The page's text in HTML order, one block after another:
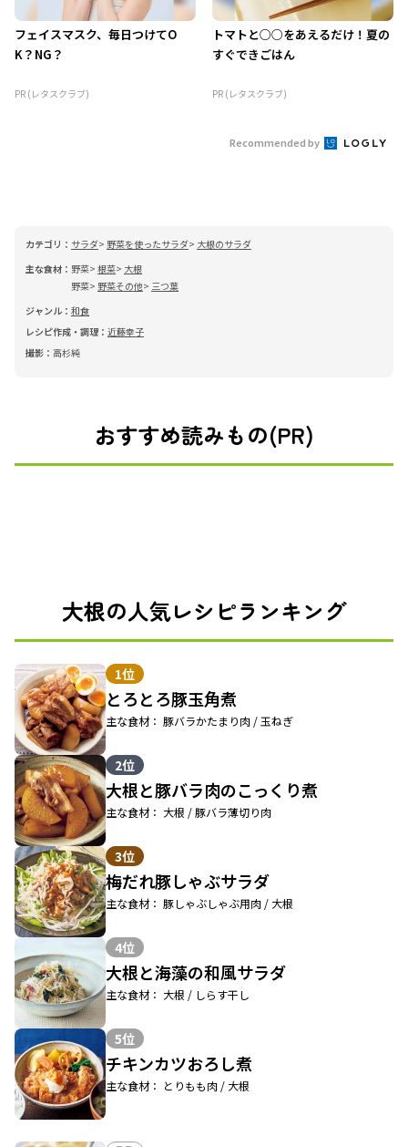
フェイスマスク、毎日つけてO
K？NG？
PR (レタスクラブ)
トマトと○○をあえるだけ！夏の
すぐできごはん
PR (レタスクラブ)
Recommended by
カテゴリ： サラダ 野菜を使ったサラダ
大根のサラダ
主な食材： 野菜 根菜
大根
野菜
野菜その他
三つ葉
ジャンル： 和食
レシピ作成・調理： 近藤幸子
撮影： 高杉純
おすすめ読みもの(PR)
大根の人気レシピランキング
1位
とろとろ豚玉角煮
主な食材： 豚バラかたまり肉 / 玉ねぎ
2位
大根と豚バラ肉のこっくり煮
主な食材： 大根 / 豚バラ薄切り肉
3位
梅だれ豚しゃぶサラダ
主な食材： 豚しゃぶしゃぶ用肉 / 大根
4位
大根と海藻の和風サラダ
主な食材： 大根 / しらす干し
5位
チキンカツおろし煮
主な食材： とりもも肉 / 大根